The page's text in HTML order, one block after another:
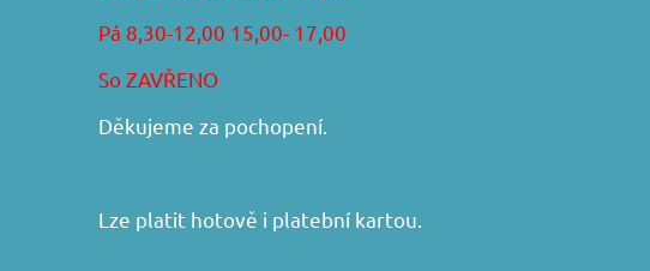
Pá 8,30-12,00 15,00- 17,00
So ZAVŘENO
Děkujeme za pochopení.
Lze platit hotově i platební kartou.